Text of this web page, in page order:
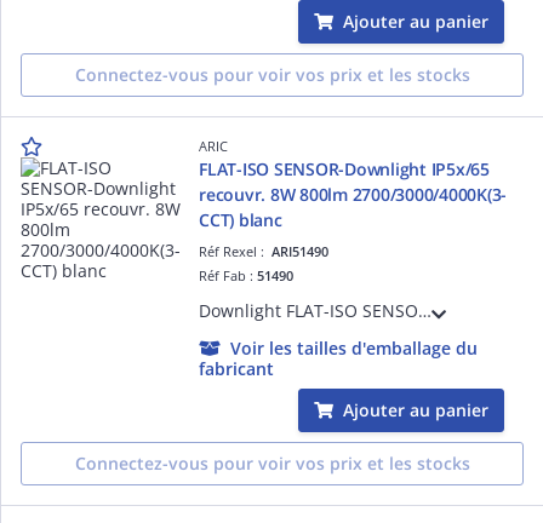
Ajouter au panier
Connectez-vous pour voir vos prix et les stocks
ARIC
FLAT-ISO SENSOR-Downlight IP5x/65
recouvr. 8W 800lm 2700/3000/4000K(3-
CCT) blanc
Réf Rexel : ARI51490
Réf Fab : 51490
Downlight FLAT-ISO SENSOR IP5x/65, D=120mm, collerette aluminium blanc, recouvrable et adapté RE2020 et NFC15-100, LED 110° 8W 30000h, 800 lm, CCT réglable par télécommande (2700, 3000 ou 4000K), détecteur de mouvement intégré
Voir les tailles d'emballage du
fabricant
Ajouter au panier
Connectez-vous pour voir vos prix et les stocks